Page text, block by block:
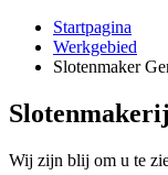
Startpagina
Werkgebied
Slotenmaker
Wij zijn blij om u te